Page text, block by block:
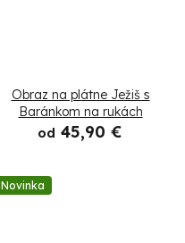
Obraz na plátne Ježiš s
Baránkom na rukách
od 45,90 €
Novinka